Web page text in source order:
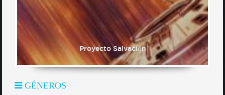
Proyecto Salvación
GÉNEROS